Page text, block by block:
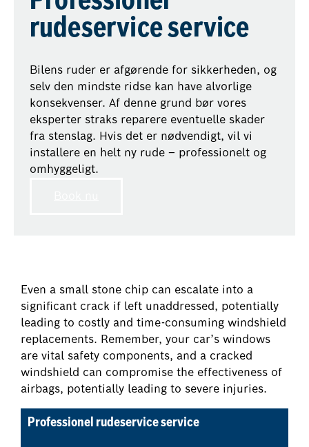
rudeservice service
Bilens ruder er afgørende for sikkerheden, og
selv den mindste ridse kan have alvorlige
konsekvenser. Af denne grund bør vores
eksperter straks reparere eventuelle skader
fra stenslag. Hvis det er nødvendigt, vil vi
installere en helt ny rude – professionelt og
omhyggeligt.
Even a small stone chip can escalate into a
significant crack if left unaddressed, potentially
leading to costly and time-consuming windshield
replacements. Remember, your car’s windows
are vital safety components, and a cracked
windshield can compromise the effectiveness of
airbags, potentially leading to severe injuries.
Professionel rudeservice service